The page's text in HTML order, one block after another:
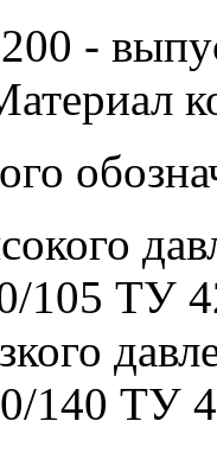
-
105 ТУ
140 ТУ